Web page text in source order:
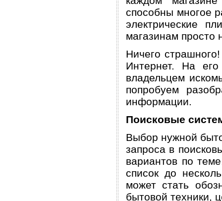
способны многое
электрические
магазинам просто
Ничего
Интернет. На
владельцем
попробуем
информации.
Поисковые
Выбор нужной
запроса в
вариантов по
список до
может стать
бытовой техники,